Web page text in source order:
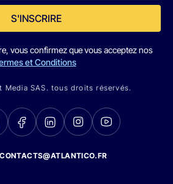
S'INSCRIRE
vous confirmez que vous acceptez nos
et Conditions
Media SAS. tous droits réservés.